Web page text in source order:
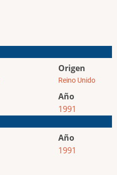
Origen
Reino Unido
Año
1991
Año
1991